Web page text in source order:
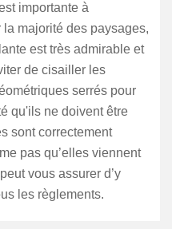
importante à
la majorité des paysages,
est très admirable et
de cisailler les
serrés pour
qu'ils ne doivent être
sont correctement
pas qu’elles viennent
vous assurer d’y
les règlements.